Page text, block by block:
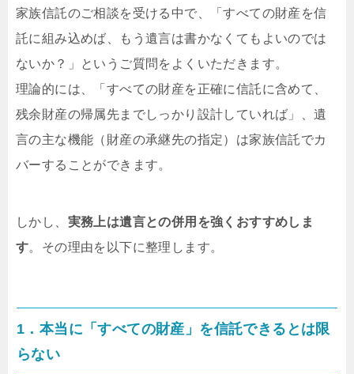
家族信託のご相談を受ける中で、「すべての財産を信
託に組み込めば、もう遺言は書かなくてもよいのでは
ないか？」というご質問をよくいただきます。
理論的には、「すべての財産を正確に信託に含めて、
残余財産の帰属先までしっかり設計していれば」、遺
言の主な機能（財産の承継先の指定）は家族信託でカ
バーすることができます。
しかし、 実務上は遺言との併用を強くおすすめしま
す。その理由を以下に整理します。
1．本当に「すべての財産」を信託できるとは限
らない